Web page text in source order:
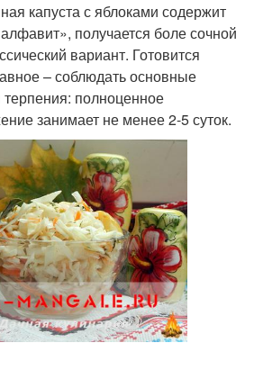
капуста с яблоками содержит
получается боле сочной
вариант. Готовится
– соблюдать основные
полноценное
занимает не менее 2-5 суток.